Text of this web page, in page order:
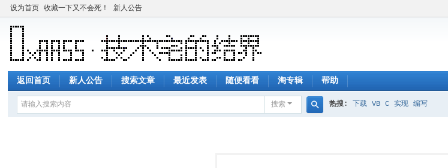
设为首页 收藏一下又不会死！ 新人公告
返回首页 新人公告 搜索文章 最近发表 随便看看 淘专辑 帮助
搜索 热搜: 下载 VB C 实现 编写